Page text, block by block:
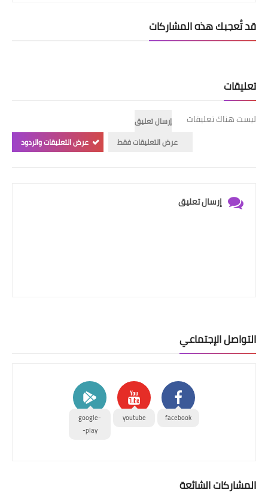
قد تُعجبك هذه المشاركات
تعليقات
ليست هناك تعليقات
إرسال تعليق
عرض التعليقات فقط
عرض التعليقات والردود
إرسال تعليق
التواصل الإجتماعي
facebook
youtube
google-
play-
المشاركات الشائعة